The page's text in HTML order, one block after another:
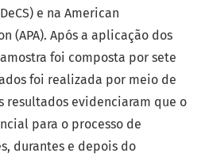
e na American
(APA). Após a aplicação dos
foi composta por sete
foi realizada por meio de
resultados evidenciaram que o
para o processo de
durantes e depois do